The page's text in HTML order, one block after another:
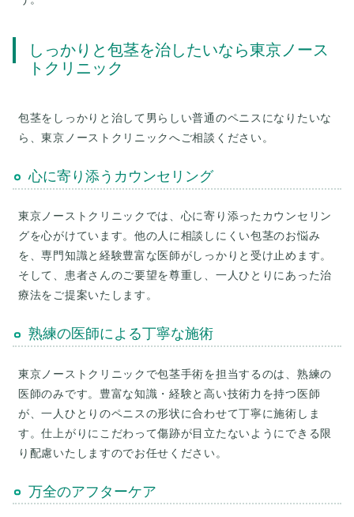
しっかりと包茎を治したいなら東京ノース
トクリニック
包茎をしっかりと治して男らしい普通のペニスになりたいな
ら、東京ノーストクリニックへご相談ください。
心に寄り添うカウンセリング
東京ノーストクリニックでは、心に寄り添ったカウンセリン
グを心がけています。他の人に相談しにくい包茎のお悩み
を、専門知識と経験豊富な医師がしっかりと受け止めます。
そして、患者さんのご要望を尊重し、一人ひとりにあった治
療法をご提案いたします。
熟練の医師による丁寧な施術
東京ノーストクリニックで包茎手術を担当するのは、熟練の
医師のみです。豊富な知識・経験と高い技術力を持つ医師
が、一人ひとりのペニスの形状に合わせて丁寧に施術しま
す。仕上がりにこだわって傷跡が目立たないようにできる限
り配慮いたしますのでお任せください。
万全のアフターケア